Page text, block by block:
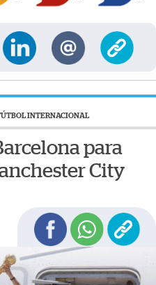
INTERNACIONAL
para
City